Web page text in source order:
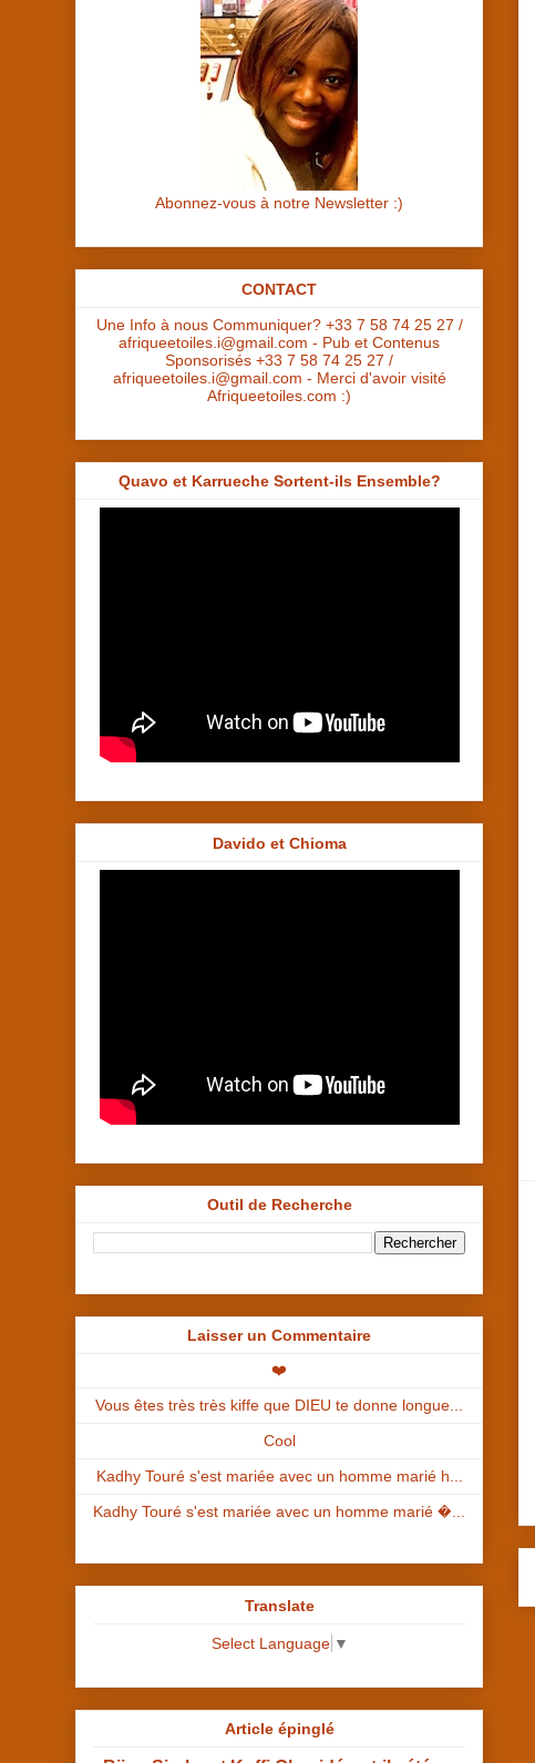
Abonnez-vous à notre Newsletter :)
CONTACT
Une Info à nous Communiquer? +33 7 58 74 25 27 /
afriqueetoiles.i@gmail.com - Pub et Contenus
Sponsorisés +33 7 58 74 25 27 /
afriqueetoiles.i@gmail.com - Merci d'avoir visité
Afriqueetoiles.com :)
Quavo et Karrueche Sortent-ils Ensemble?
Davido et Chioma
Outil de Recherche
Laisser un Commentaire
❤️
Vous êtes très très kiffe que DIEU te donne longue...
Cool
Kadhy Touré s'est mariée avec un homme marié h...
Kadhy Touré s'est mariée avec un homme marié �...
Translate
Select Language ▼
Article épinglé